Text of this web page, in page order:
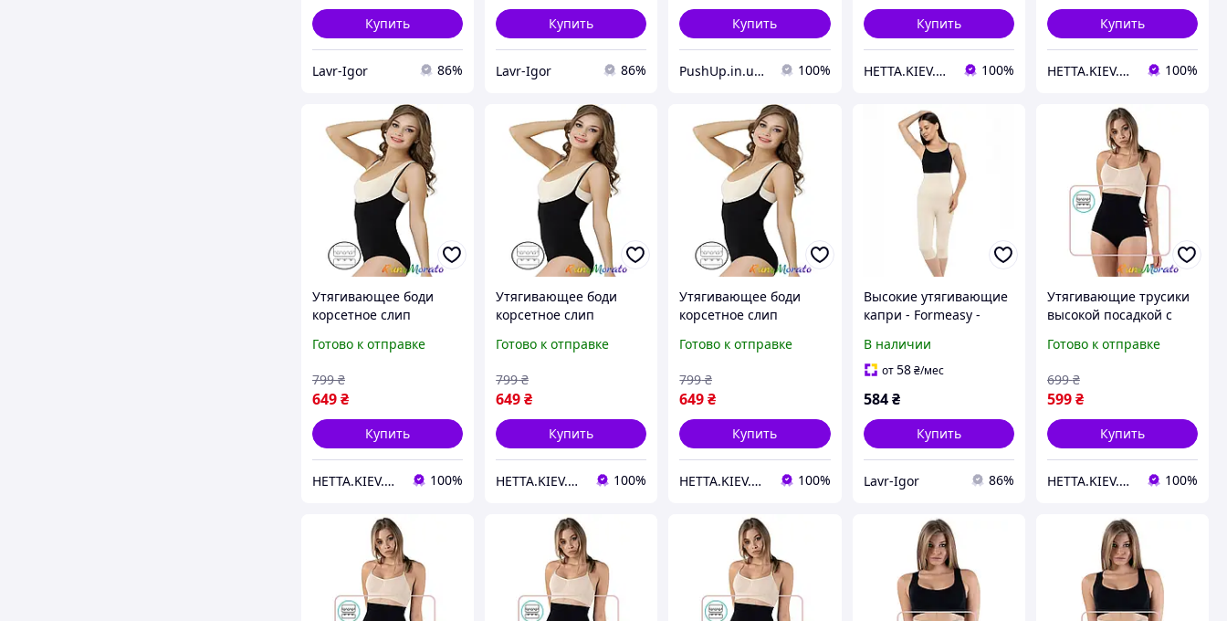
Купить
Lavr-Igor 86%
Купить
Lavr-Igor 86%
Купить
PushUp.in.ua - женское нижнее белье 100%
Купить
HETTA.KIEV.UA 100%
Купить
HETTA.KIEV.UA 100%
Утягивающее боди
корсетное слип
Черный - Formeasy
Готово к отправке
649₴
799 ₴
Купить
HETTA.KIEV.UA 100%
Утягивающее боди
корсетное слип
Черный - Formeasy
Готово к отправке
649₴
799 ₴
Купить
HETTA.KIEV.UA 100%
Утягивающее боди
корсетное слип
Черный - Formeasy
Готово к отправке
649₴
799 ₴
Купить
HETTA.KIEV.UA 100%
Высокие утягивающие
капри - Formeasy -
В наличии
от58 ₴/мес
584 ₴
Купить
Lavr-Igor 86%
Утягивающие трусики
высокой посадкой с
арт. 1300 Черный -
Готово к отправке
599₴
699 ₴
Купить
HETTA.KIEV.UA 100%